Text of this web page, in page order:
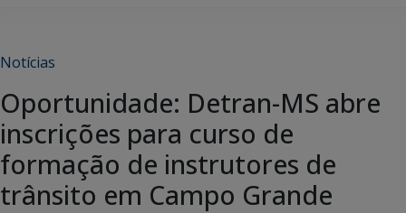
Notícias
Oportunidade: Detran-MS abre
inscrições para curso de
formação de instrutores de
trânsito em Campo Grande